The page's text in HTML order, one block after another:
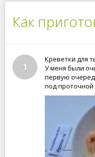
Как
1
Креветки для
У меня были
первую
под проточной